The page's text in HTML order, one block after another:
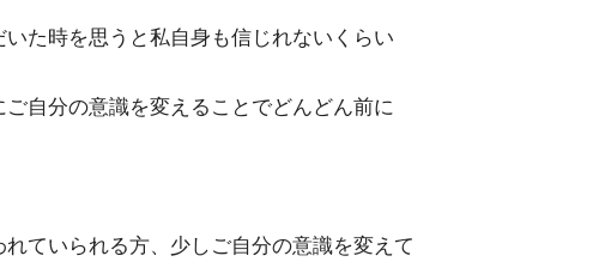
た時を思うと私自身も信じれないくらい
自分の意識を変えることでどんどん前に
ていられる方、少しご自分の意識を変えて